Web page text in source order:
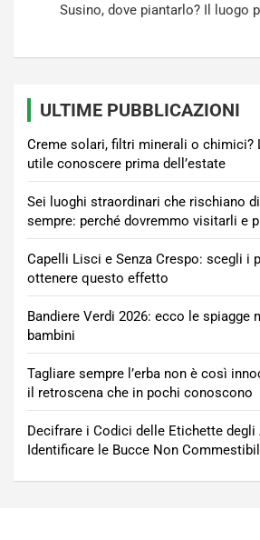
Susino, dove piantarlo? Il luogo
ULTIME PUBBLICAZIONI
Creme solari, filtri minerali o chimici?
utile conoscere prima dell’estate
Sei luoghi straordinari che rischiano
sempre: perché dovremmo visitarli e
Capelli Lisci e Senza Crespo: scegli i
ottenere questo effetto
Bandiere Verdi 2026: ecco le spiagge
bambini
Tagliare sempre l’erba non è così
il retroscena che in pochi conoscono
Decifrare i Codici delle Etichette degli
Identificare le Bucce Non